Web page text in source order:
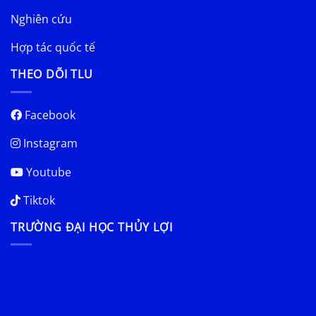
Nghiên cứu
Hợp tác quốc tế
THEO DÕI TLU
Facebook
Instagram
Youtube
Tiktok
TRƯỜNG ĐẠI HỌC THỦY LỢI